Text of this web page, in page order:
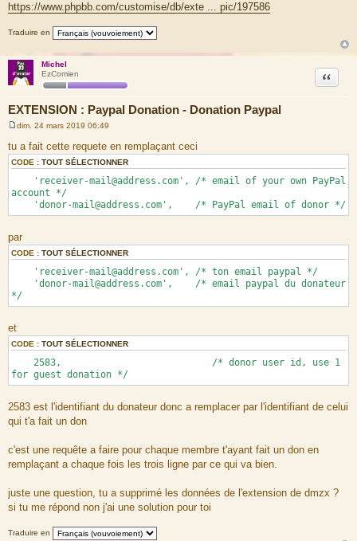
https://www.phpbb.com/customise/db/exte ... pic/197586
Traduire en
Michel
EzComien
EXTENSION : Paypal Donation - Donation Paypal
Citation
s
s
a
e
dim. 24 mars 2019 06:49
tu a fait cette requete en remplaçant ceci
CODE : TOUT SÉLECTIONNER
'receiver-mail@address.com', /* email of your own PayPal
account */
'donor-mail@address.com', /* PayPal email of donor */
par
CODE : TOUT SÉLECTIONNER
'receiver-mail@address.com', /* ton email paypal */
'donor-mail@address.com', /* email paypal du donateur
*/
et
CODE : TOUT SÉLECTIONNER
2583, /* donor user id, use 1
for guest donation */
2583 est l'identifiant du donateur donc a remplacer par l'identifiant de celui
qui t'a fait un don
c'est une requête a faire pour chaque membre t'ayant fait un don en
remplaçant a chaque fois les trois ligne par ce qui va bien.
juste une question, tu a supprimé les données de l'extension de dmzx ?
si tu me répond non j'ai une solution pour toi
Traduire en